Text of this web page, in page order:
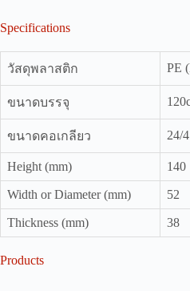
Specifications
วัสดุพลาสติก PE
ขนาดบรรจุ
ขนาดคอเกลียว 24/
Height (mm) 140
Width or Diameter (mm) 52
Thickness (mm) 38
Products